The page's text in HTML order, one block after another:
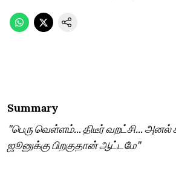
Summary
"பெரு வெள்ளம்... திடீர் வறட்சி... அனல்
ஜூனுக்கு பிறகுதான் ஆட்டமே"